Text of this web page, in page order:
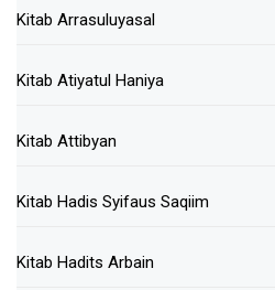
Kitab Arrasuluyasal
Kitab Atiyatul Haniya
Kitab Attibyan
Kitab Hadis Syifaus Saqiim
Kitab Hadits Arbain